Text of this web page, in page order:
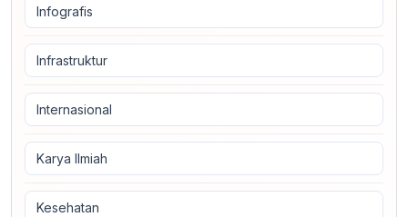
Infografis
Infrastruktur
Internasional
Karya Ilmiah
Kesehatan